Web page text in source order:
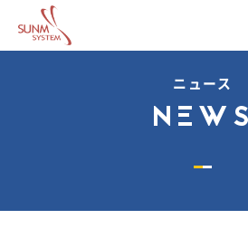
ニュース
NEWS